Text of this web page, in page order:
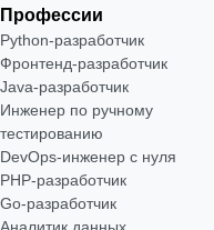
Профессии
Python-разработчик
Фронтенд-разработчик
Java-разработчик
Инженер по ручному
тестированию
DevOps-инженер с нуля
РНР-разработчик
Go-разработчик